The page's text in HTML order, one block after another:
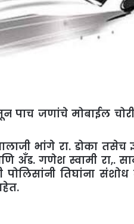
पाच जणांचे मोबाईल
भांगे रा. डोका तसेच
अँड. गणेश स्वामी रा,.
तिघांना